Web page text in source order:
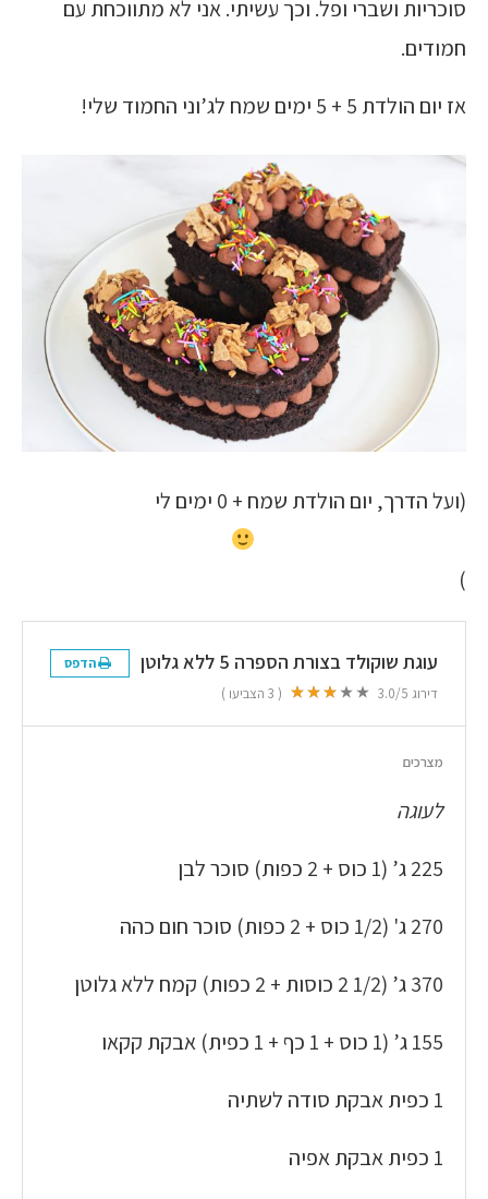
סוכריות ושברי ופל. וכך עשיתי. אני לא מתווכחת עם
חמודים.
אז יום הולדת 5 + 5 ימים שמח לג’וני החמוד שלי!
(ועל הדרך, יום הולדת שמח + 0 ימים לי
)
עוגת שוקולד בצורת הספרה 5 ללא גלוטן הדפס
דירוג 3.0/5
(
3 הצביעו )
מצרכים
לעוגה
225 ג’ (1 כוס + 2 כפות) סוכר לבן
270 ג' (1/2 כוס + 2 כפות) סוכר חום כהה
370 ג’ (1/2 2 כוסות + 2 כפות) קמח ללא גלוטן
155 ג’ (1 כוס + 1 כף + 1 כפית) אבקת קקאו
1 כפית אבקת סודה לשתיה
1 כפית אבקת אפיה